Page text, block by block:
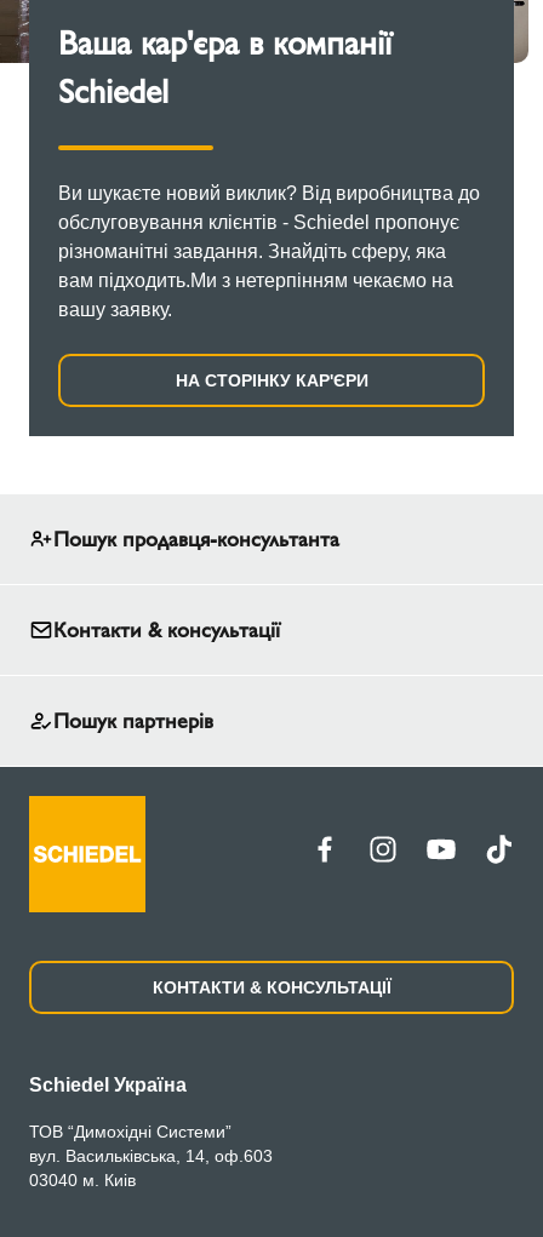
Ваша кар'єра в компанії
Schiedel
Ви шукаєте новий виклик? Від виробництва до
обслуговування клієнтів - Schiedel пропонує
різноманітні завдання. Знайдіть сферу, яка
вам підходить.Ми з нетерпінням чекаємо на
вашу заявку.
НА СТОРІНКУ КАР'ЄРИ
Пошук продавця-консультанта
Контакти & консультації
Пошук партнерів
КОНТАКТИ & КОНСУЛЬТАЦІЇ
Schiedel Україна
ТОВ “Димохідні Системи”
вул. Васильківська, 14, оф.603
03040 м. Киів